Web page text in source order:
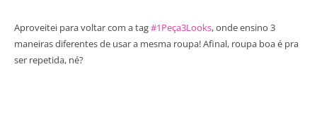
Aproveitei para voltar com a tag#1Peça3Looks, onde ensino 3
maneiras diferentes de usar a mesma roupa! Afinal, roupa boa é pra
ser repetida, né?